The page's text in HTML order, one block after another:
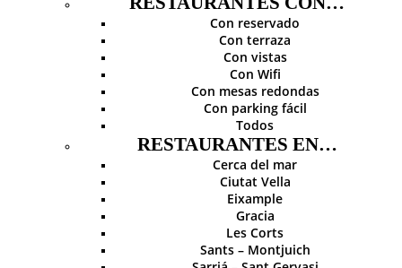
Con reservado
Con terraza
Con vistas
Con Wifi
Con mesas redondas
Con parking fácil
Todos
RESTAURANTES EN…
Cerca del mar
Ciutat Vella
Eixample
Gracia
Les Corts
Sants – Montjuich